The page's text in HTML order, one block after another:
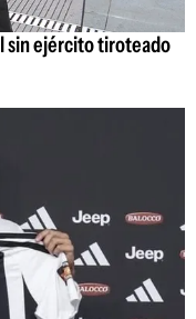
sin ejército tiroteado